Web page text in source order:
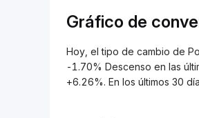
Gráfico de
Hoy, el tipo de cambio de
-1.70% Descenso en las
+6.26%. En los últimos 30